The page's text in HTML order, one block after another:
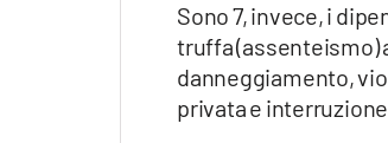
Sono 7, invece, i
truffa (assenteismo)
danneggiamento,
privata e